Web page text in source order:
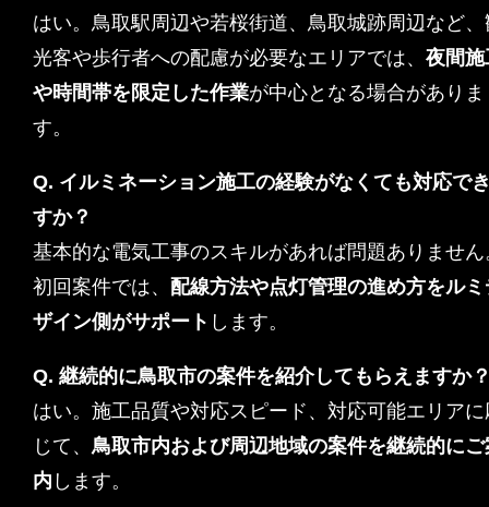
はい。鳥取駅周辺や若桜街道、鳥取城跡周辺など、
光客や歩行者への配慮が必要なエリアでは、 夜間施
や時間帯を限定した作業が中心となる場合がありま
す。
Q. イルミネーション施工の経験がなくても対応で
すか？
基本的な電気工事のスキルがあれば問題ありません
初回案件では、 配線方法や点灯管理の進め方をルミ
ザイン側がサポート します。
Q. 継続的に鳥取市の案件を紹介してもらえますか
はい。施工品質や対応スピード、対応可能エリアに
じて、 鳥取市内および周辺地域の案件を継続的にご
内 します。